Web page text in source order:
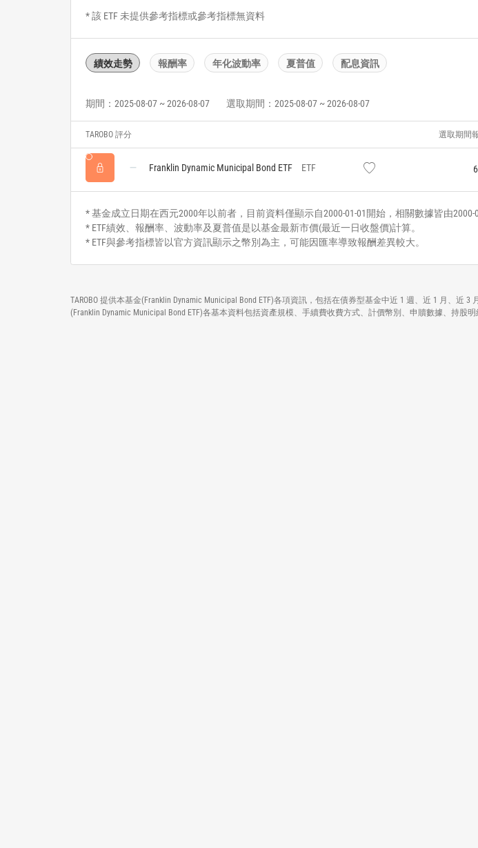
* 該 ETF 未提供參考指標或參考指標無資料
績效走勢 報酬率 年化波動率 夏普值 配息資訊
期間：2025-08-07 ~ 2026-08-07 選取期間：2025-08-07 ~ 2026-08-07
TAROBO 評分 選取期間
Franklin Dynamic Municipal Bond ETF ETF
* 基金成立日期在西元2000年以前者，目前資料僅顯示自2000-01-01開始，相關數據皆由2000-
* ETF績效、報酬率、波動率及夏普值是以基金最新市價(最近一日收盤價)計算。
* ETF與參考指標皆以官方資訊顯示之幣別為主，可能因匯率導致報酬差異較大。
TAROBO 提供本基金(Franklin Dynamic Municipal Bond ETF)各項資訊，包括在債券型基金中近 1 週、近 1 月、
(Franklin Dynamic Municipal Bond ETF)各基本資料包括資產規模、手續費收費方式、計價幣別、申贖數據、持股